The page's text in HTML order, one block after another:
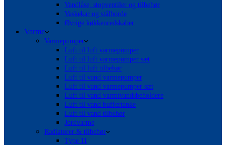
Vandlåse, stopventiler og tilbehør
Vaskekar og stålborde
Øvrige køkkenredskaber
Varme
Varmepumper
Luft til luft varmepumper
Luft til luft varmepumper sæt
Luft til luft tilbehør
Luft til vand varmepumper
Luft til vand varmepumper sæt
Luft til vand varmtvandsbeholdere
Luft til vand buffertanke
Luft til vand tilbehør
Jordvarme
Radiatorer & tilbehør
Type 11